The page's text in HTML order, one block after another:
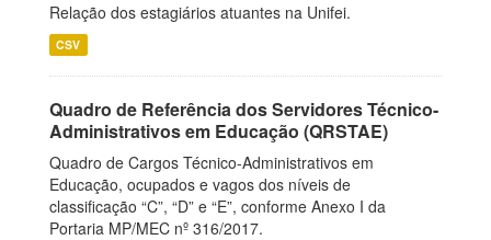
Relação dos estagiários atuantes na Unifei.
CSV
Quadro de Referência dos Servidores Técnico-
Administrativos em Educação (QRSTAE)
Quadro de Cargos Técnico-Administrativos em
Educação, ocupados e vagos dos níveis de
classificação “C”, “D” e “E”, conforme Anexo I da
Portaria MP/MEC nº 316/2017.